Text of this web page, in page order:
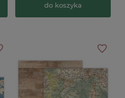
do koszyka